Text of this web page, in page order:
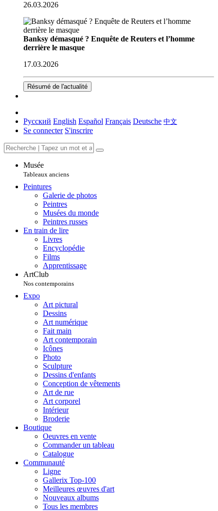
26.03.2026
Banksy démasqué ? Enquête de Reuters et l’homme
derrière le masque
17.03.2026
Résumé de l'actualité
Русский English Español Français Deutsche 中文
Se connecter S'inscrire
Musée
Tableaux anciens
Peintures
Galerie de photos
Peintres
Musées du monde
Peintres russes
En train de lire
Livres
Encyclopédie
Films
Apprentissage
ArtClub
Nos contemporains
Expo
Art pictural
Dessins
Art numérique
Fait main
Art contemporain
Icônes
Photo
Sculpture
Dessins d'enfants
Conception de vêtements
Art de rue
Art corporel
Intérieur
Broderie
Boutique
Oeuvres en vente
Commander un tableau
Catalogue
Communauté
Ligne
Gallerix Top-100
Meilleures œuvres d'art
Nouveaux albums
Tous les membres